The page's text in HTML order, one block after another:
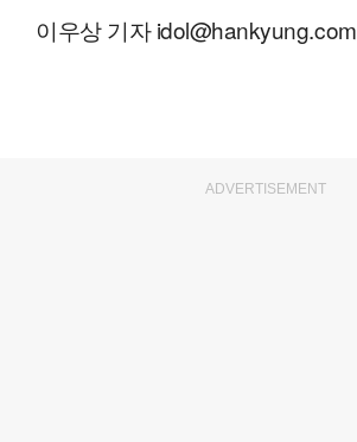
이우상 기자 idol@hankyung.com
ADVERTISEMENT